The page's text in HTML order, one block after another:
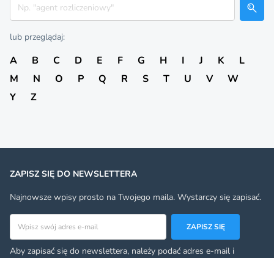
lub przeglądaj:
A B C D E F G H I J K
L
M
N O P Q R S T U V
W
Y
Z
ZAPISZ SIĘ DO NEWSLETTERA
Najnowsze wpisy prosto na Twojego maila. Wystarczy się zapisać.
ZAPISZ SIĘ
Aby zapisać się do newslettera, należy podać adres e-mail i